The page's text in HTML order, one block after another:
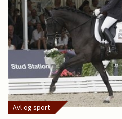
Avl og sport